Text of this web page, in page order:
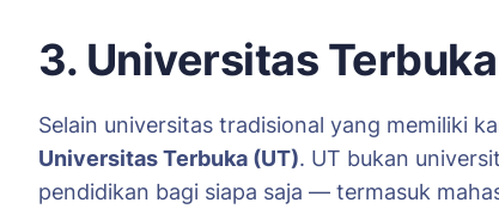
3. Universitas
Selain universitas tradisional yang memiliki
Universitas Terbuka (UT). UT bukan
pendidikan bagi siapa saja — termasuk